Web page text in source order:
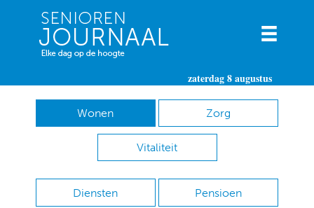
zaterdag 8 augustus
Wonen Zorg
Vitaliteit
Diensten Pensioen